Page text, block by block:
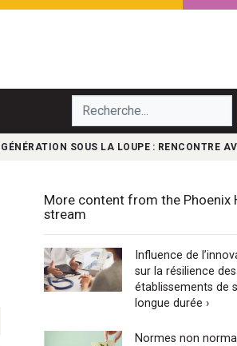
Recherche...
SOUS LA LOUPE : RENCONTRE
More content from the Phoenix
stream
Influence de
sur la résilience des
établissements de
longue durée ›
Normes non